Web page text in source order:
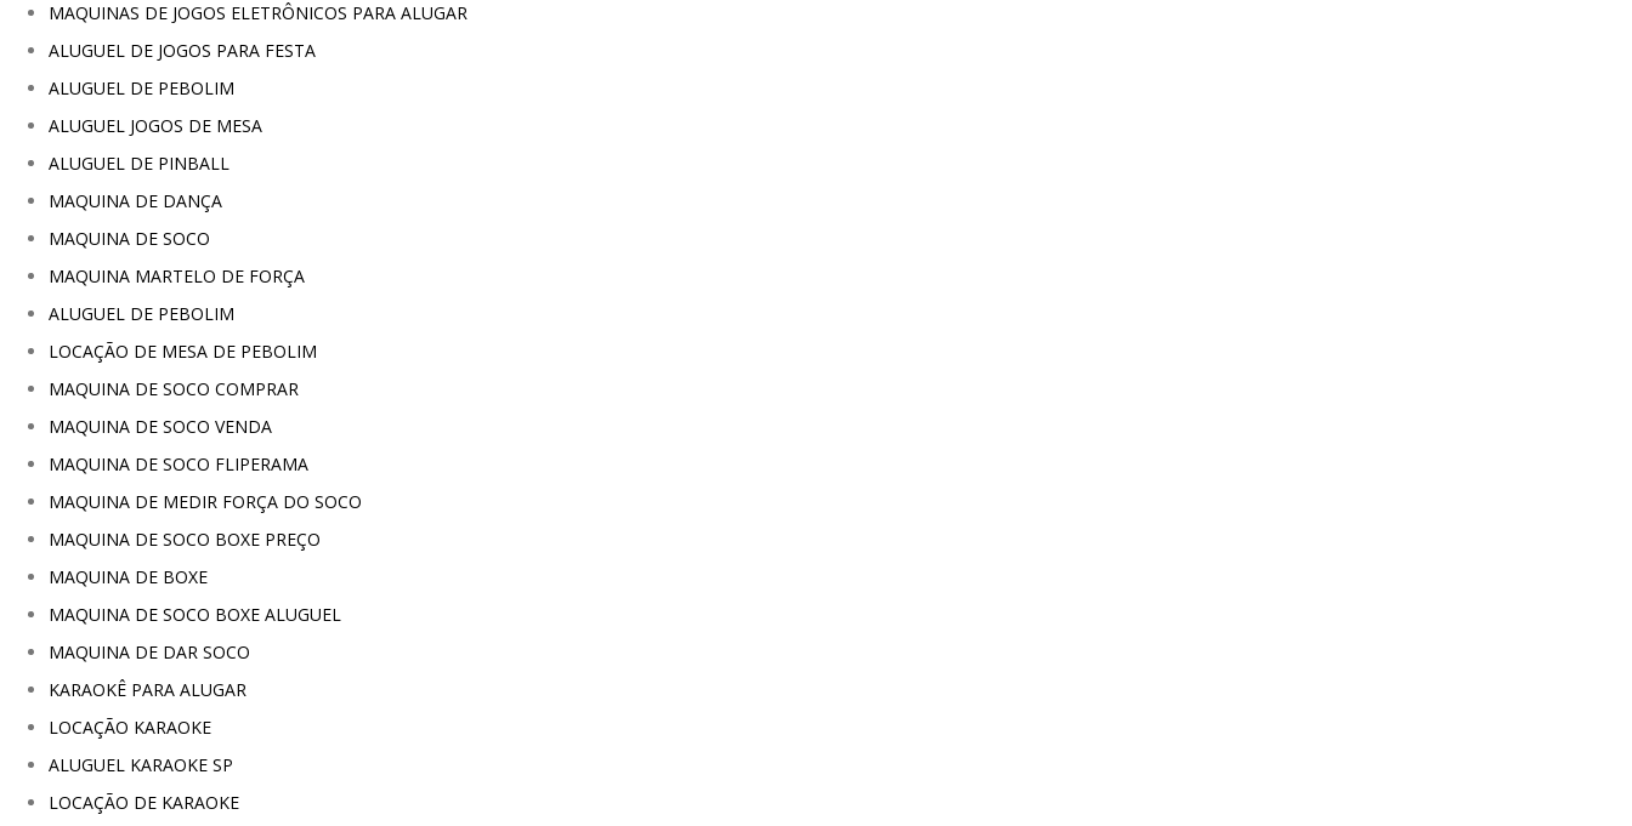
MAQUINAS DE JOGOS ELETRÔNICOS PARA ALUGAR
ALUGUEL DE JOGOS PARA FESTA
ALUGUEL DE PEBOLIM
ALUGUEL JOGOS DE MESA
ALUGUEL DE PINBALL
MAQUINA DE DANÇA
MAQUINA DE SOCO
MAQUINA MARTELO DE FORÇA
ALUGUEL DE PEBOLIM
LOCAÇÃO DE MESA DE PEBOLIM
MAQUINA DE SOCO COMPRAR
MAQUINA DE SOCO VENDA
MAQUINA DE SOCO FLIPERAMA
MAQUINA DE MEDIR FORÇA DO SOCO
MAQUINA DE SOCO BOXE PREÇO
MAQUINA DE BOXE
MAQUINA DE SOCO BOXE ALUGUEL
MAQUINA DE DAR SOCO
KARAOKÊ PARA ALUGAR
LOCAÇÃO KARAOKE
ALUGUEL KARAOKE SP
LOCAÇÃO DE KARAOKE